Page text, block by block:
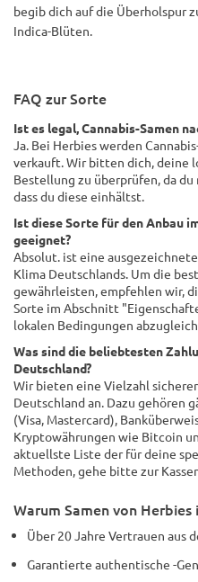
begib dich auf die Überholspur
Indica-Blüten.
FAQ zur Sorte
Ist es legal, Cannabis-Samen
Ja. Bei Herbies werden
verkauft. Wir bitten dich, deine
Bestellung zu überprüfen, da
dass du diese einhältst.
Ist diese Sorte für den Anbau
geeignet?
Absolut. ist eine
Klima Deutschlands. Um die
gewährleisten, empfehlen wir,
Sorte im Abschnitt
lokalen Bedingungen
Was sind die beliebtesten
Deutschland?
Wir bieten eine Vielzahl
Deutschland an. Dazu gehören
(Visa, Mastercard),
Kryptowährungen wie Bitcoin
aktuellste Liste der für deine
Methoden, gehe bitte zur
Warum Samen von
Über 20 Jahre Vertrauen aus
Garantierte authentische -